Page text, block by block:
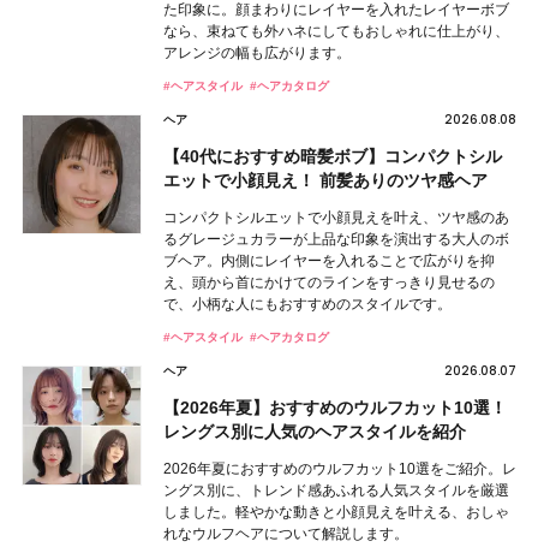
た印象に。顔まわりにレイヤーを入れたレイヤーボブ
なら、束ねても外ハネにしてもおしゃれに仕上がり、
アレンジの幅も広がります。
#ヘアスタイル #ヘアカタログ
ヘア 2026.08.08
【40代におすすめ暗髪ボブ】コンパクトシル
エットで小顔見え！ 前髪ありのツヤ感ヘア
コンパクトシルエットで小顔見えを叶え、ツヤ感のあ
るグレージュカラーが上品な印象を演出する大人のボ
ブヘア。内側にレイヤーを入れることで広がりを抑
え、頭から首にかけてのラインをすっきり見せるの
で、小柄な人にもおすすめのスタイルです。
#ヘアスタイル #ヘアカタログ
ヘア 2026.08.07
【2026年夏】おすすめのウルフカット10選！
レングス別に人気のヘアスタイルを紹介
2026年夏におすすめのウルフカット10選をご紹介。レ
ングス別に、トレンド感あふれる人気スタイルを厳選
しました。軽やかな動きと小顔見えを叶える、おしゃ
れなウルフヘアについて解説します。